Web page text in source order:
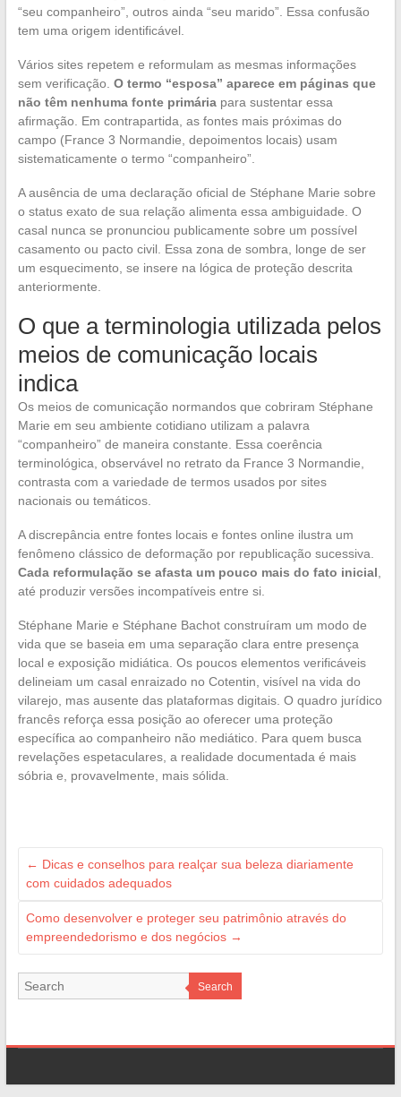
“seu companheiro”, outros ainda “seu marido”. Essa confusão
tem uma origem identificável.
Vários sites repetem e reformulam as mesmas informações
sem verificação. O termo “esposa” aparece em páginas que
não têm nenhuma fonte primáriapara sustentar essa
afirmação. Em contrapartida, as fontes mais próximas do
campo (France 3 Normandie, depoimentos locais) usam
sistematicamente o termo “companheiro”.
A ausência de uma declaração oficial de Stéphane Marie sobre
o status exato de sua relação alimenta essa ambiguidade. O
casal nunca se pronunciou publicamente sobre um possível
casamento ou pacto civil. Essa zona de sombra, longe de ser
um esquecimento, se insere na lógica de proteção descrita
anteriormente.
O que a terminologia utilizada pelos
meios de comunicação locais
indica
Os meios de comunicação normandos que cobriram Stéphane
Marie em seu ambiente cotidiano utilizam a palavra
“companheiro” de maneira constante. Essa coerência
terminológica, observável no retrato da France 3 Normandie,
contrasta com a variedade de termos usados por sites
nacionais ou temáticos.
A discrepância entre fontes locais e fontes online ilustra um
fenômeno clássico de deformação por republicação sucessiva.
Cada reformulação se afasta um pouco mais do fato inicial
até produzir versões incompatíveis entre si.
Stéphane Marie e Stéphane Bachot construíram um modo de
vida que se baseia em uma separação clara entre presença
local e exposição midiática. Os poucos elementos verificáveis
delineiam um casal enraizado no Cotentin, visível na vida do
vilarejo, mas ausente das plataformas digitais. O quadro jurídico
francês reforça essa posição ao oferecer uma proteção
específica ao companheiro não mediático. Para quem busca
revelações espetaculares, a realidade documentada é mais
sóbria e, provavelmente, mais sólida.
← Dicas e conselhos para realçar sua beleza diariamente
com cuidados adequados
Como desenvolver e proteger seu patrimônio através do
empreendedorismo e dos negócios →
Search